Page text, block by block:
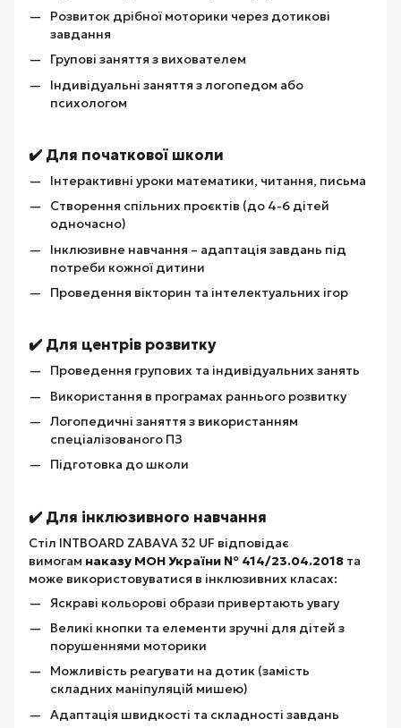
Розвиток дрібної моторики через дотикові
завдання
Групові заняття з вихователем
Індивідуальні заняття з логопедом або
психологом
✔️ Для початкової школи
Інтерактивні уроки математики, читання, письма
Створення спільних проєктів (до 4-6 дітей
одночасно)
Інклюзивне навчання – адаптація завдань під
потреби кожної дитини
Проведення вікторин та інтелектуальних ігор
✔️ Для центрів розвитку
Проведення групових та індивідуальних занять
Використання в програмах раннього розвитку
Логопедичні заняття з використанням
спеціалізованого ПЗ
Підготовка до школи
✔️ Для інклюзивного навчання
Стіл INTBOARD ZABAVA 32 UF відповідає
вимогам наказу МОН України № 414/23.04.2018 та
може використовуватися в інклюзивних класах:
Яскраві кольорові образи привертають увагу
Великі кнопки та елементи зручні для дітей з
порушеннями моторики
Можливість реагувати на дотик (замість
складних маніпуляцій мишею)
Адаптація швидкості та складності завдань